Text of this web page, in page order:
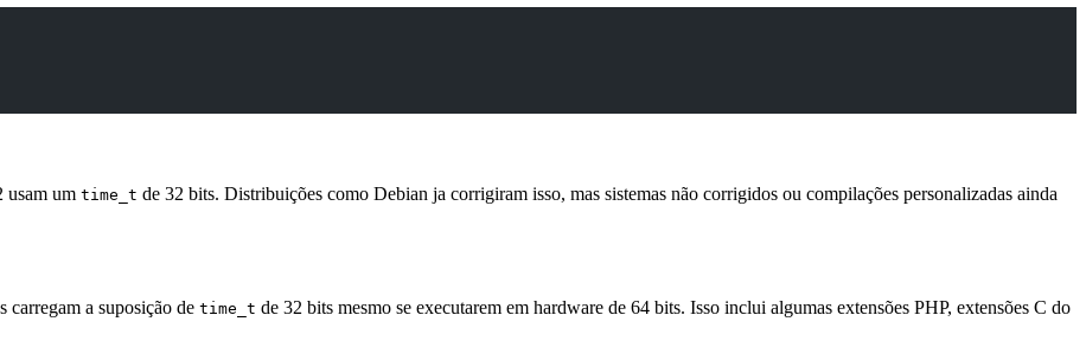
usam um time_t de 32 bits. Distribuições como Debian ja corrigiram isso, mas sistemas não corrigidos ou compilações personalizadas ainda
carregam a suposição de time_t de 32 bits mesmo se executarem em hardware de 64 bits. Isso inclui algumas extensões PHP, extensões C do